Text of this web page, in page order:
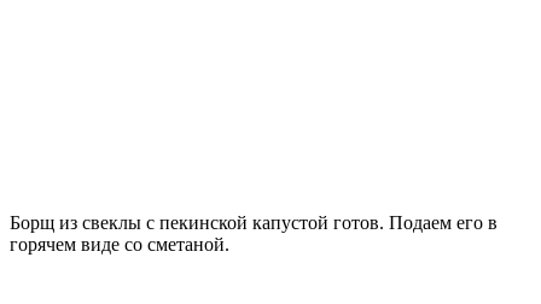
Борщ из свеклы с пекинской капустой готов. Подаем его в
горячем виде со сметаной.